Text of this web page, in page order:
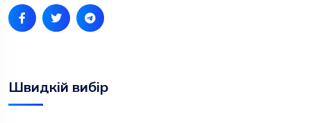
Швидкій вибір